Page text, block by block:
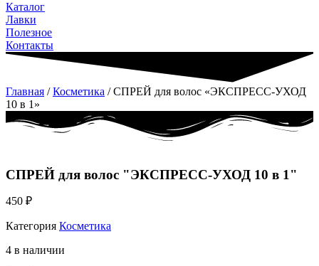
Каталог
Лавки
Полезное
Контакты
Главная /Косметика / СПРЕЙ для волос «ЭКСПРЕСС-УХОД
10 в 1»
СПРЕЙ для волос "ЭКСПРЕСС-УХОД 10 в 1"
450 ₽
Категория Косметика
4 в наличии